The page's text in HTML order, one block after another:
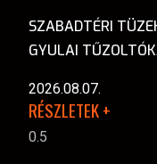
SZABADTÉRI
GYULAI
2026.08.07.
RÉSZLETEK +